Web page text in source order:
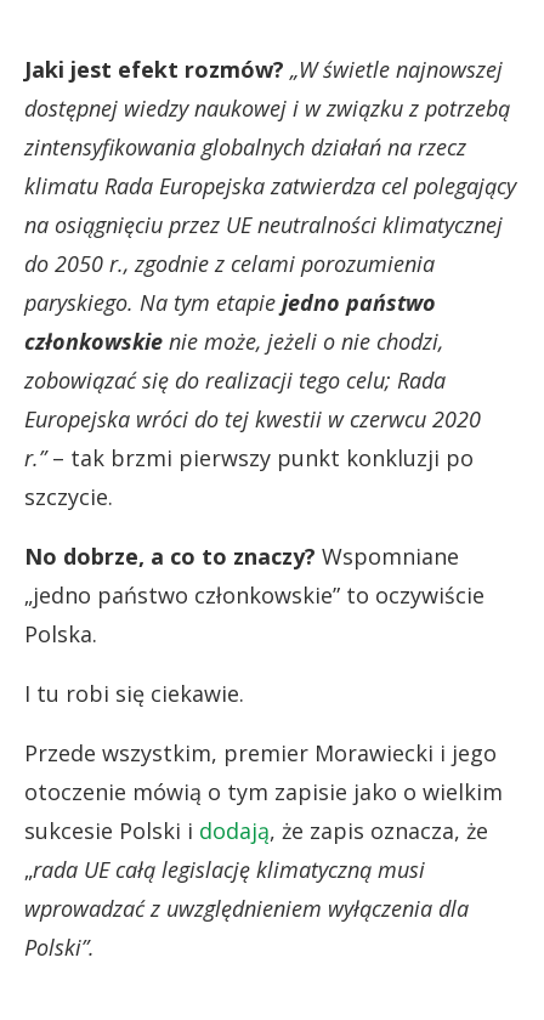
Jaki jest efekt rozmów? „W świetle najnowszej
dostępnej wiedzy naukowej i w związku z potrzebą
zintensyfikowania globalnych działań na rzecz
klimatu Rada Europejska zatwierdza cel polegający
na osiągnięciu przez UE neutralności klimatycznej
do 2050 r., zgodnie z celami porozumienia
paryskiego. Na tym etapie jedno państwo
członkowskie nie może, jeżeli o nie chodzi,
zobowiązać się do realizacji tego celu; Rada
Europejska wróci do tej kwestii w czerwcu 2020
r.”– tak brzmi pierwszy punkt konkluzji po
szczycie.
No dobrze, a co to znaczy? Wspomniane
„jedno państwo członkowskie” to oczywiście
Polska.
I tu robi się ciekawie.
Przede wszystkim, premier Morawiecki i jego
otoczenie mówią o tym zapisie jako o wielkim
sukcesie Polski i dodają, że zapis oznacza, że
„rada UE całą legislację klimatyczną musi
wprowadzać z uwzględnieniem wyłączenia dla
Polski”.